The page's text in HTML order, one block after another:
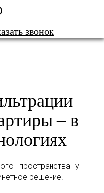
звонокВОДЫ
– в
пространства у
решение.